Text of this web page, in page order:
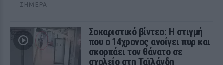
ΣΉΜΕΡΑ
Σοκαριστικό βίντεο: Η στιγμή
που ο 14χρονος ανοίγει πυρ και
σκορπάει τον θάνατο σε
σχολείο στη Ταϊλάνδη